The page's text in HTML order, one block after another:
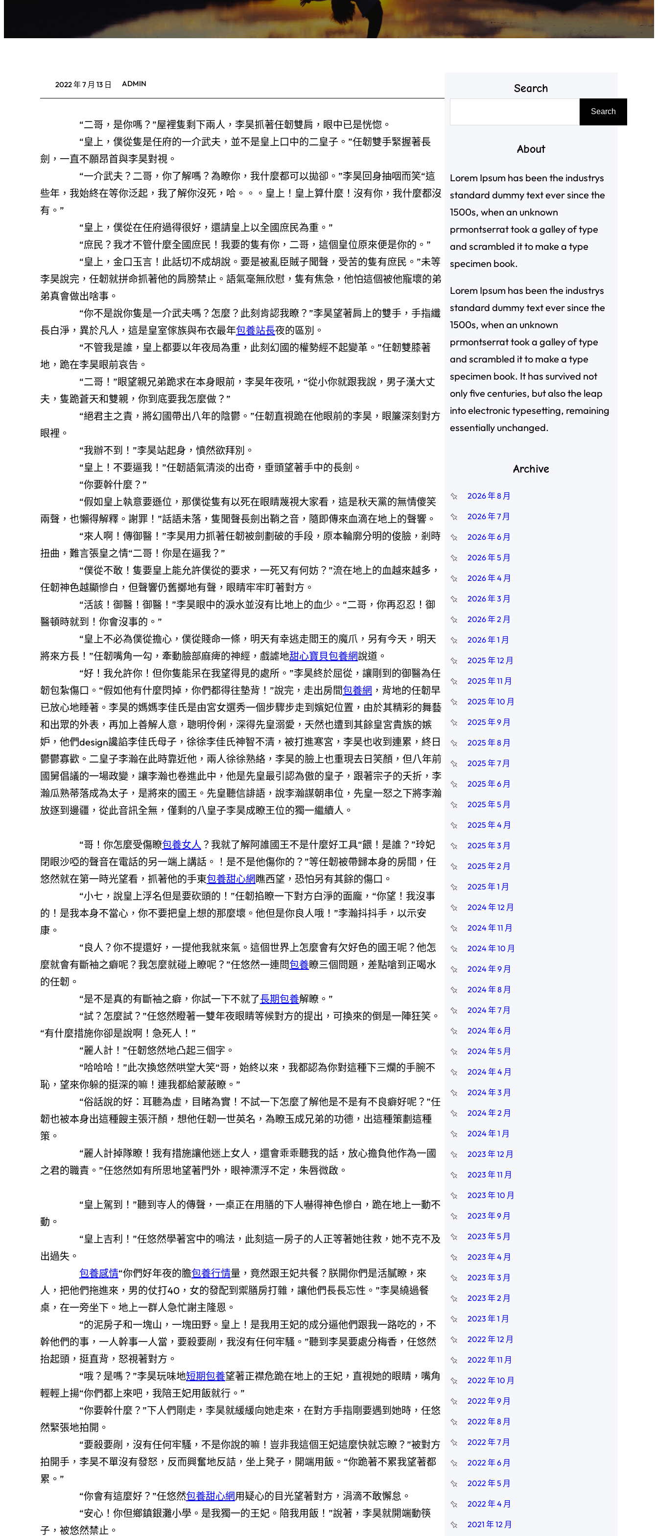
2022 年 7 月 13 日 ADMIN
“二哥，是你嗎？”屋裡隻剩下兩人，李昊抓著任韌雙肩，眼中已是恍惚。
“皇上，僕從隻是任府的一介武夫，並不是皇上口中的二皇子。”任韌雙手緊握著長
劍，一直不願昂首與李昊對視。
“一介武夫？二哥，你了解嗎？為瞭你，我什麼都可以拋卻。”李昊回身抽咽而笑“這
些年，我始終在等你泛起，我了解你沒死，哈。。。皇上！皇上算什麼！沒有你，我什麼都沒
有。”
“皇上，僕從在任府過得很好，還請皇上以全國庶民為重。”
“庶民？我才不管什麼全國庶民！我要的隻有你，二哥，這個皇位原來便是你的。”
“皇上，金口玉言！此話切不成胡說。要是被亂臣賊子聞聲，受苦的隻有庶民。”未等
李昊說完，任韌就拼命抓著他的肩膀禁止。語氣毫無欣慰，隻有焦急，他怕這個被他寵壞的弟
弟真會做出啥事。
“你不是說你隻是一介武夫嗎？怎麼？此刻肯認我瞭？”李昊望著肩上的雙手，手指纖
長白淨，異於凡人，這是皇室傢族與布衣最年包養站長夜的區別。
“不管我是誰，皇上都要以年夜局為重，此刻幻國的權勢經不起變革。”任韌雙膝著
地，跪在李昊眼前哀告。
“二哥！”眼望親兄弟跪求在本身眼前，李昊年夜吼，“從小你就跟我說，男子漢大丈
夫，隻跪蒼天和雙親，你到底要我怎麼做？”
“絕君主之責，將幻國帶出八年的陰鬱。”任韌直視跪在他眼前的李昊，眼簾深刻對方
眼裡。
“我辦不到！”李昊站起身，憤然欲拜別。
“皇上！不要逼我！”任韌語氣清淡的出奇，垂頭望著手中的長劍。
“你要幹什麼？”
“假如皇上執意要遜位，那僕從隻有以死在眼睛蔑視大家看，這是秋天黨的無情傻笑
兩聲，也懶得解釋。謝罪！”話語未落，隻聞聲長劍出鞘之音，隨即傳來血滴在地上的聲響。
“來人啊！傳御醫！”李昊用力抓著任韌被劍劃破的手段，原本輪廓分明的俊臉，剎時
扭曲，難言張皇之情“二哥！你是在逼我？”
“僕從不敢！隻要皇上能允許僕從的要求，一死又有何妨？”流在地上的血越來越多，
任韌神色越顯慘白，但聲響仍舊擲地有聲，眼睛牢牢盯著對方。
“活該！御醫！御醫！”李昊眼中的淚水並沒有比地上的血少。“二哥，你再忍忍！御
醫頓時就到！你會沒事的。”
“皇上不必為僕從擔心，僕從賤命一條，明天有幸逃走閻王的魔爪，另有今天，明天
將來方長！”任韌嘴角一勾，牽動臉部麻痺的神經，戲謔地甜心寶貝包養網說道。
“好！我允許你！但你隻能呆在我望得見的處所。”李昊終於屈從，讓剛到的御醫為任
韌包紮傷口。“假如他有什麼閃掉，你們都得往墊背！”說完，走出房間包養網 ，背地的任韌早
已放心地睡著。李昊的媽媽李佳氏是由宮女選秀一個步驟步走到嬪妃位置，由於其精彩的舞藝
和出眾的外表，再加上善解人意，聰明伶俐，深得先皇溺愛，天然也遭到其餘皇宮貴族的嫉
妒，他們design讒諂李佳氏母子，徐徐李佳氏神智不清，被打進寒宮，李昊也收到連累，終日
鬱鬱寡歡。二皇子李瀚在此時靠近他，兩人徐徐熟絡，李昊的臉上也重現去日笑顏，但八年前
國舅倡議的一場政變，讓李瀚也卷進此中，他是先皇最引認為傲的皇子，跟著宗子的夭折，李
瀚瓜熟蒂落成為太子，是將來的國王。先皇聽信誹語，說李瀚謀朝串位，先皇一怒之下將李瀚
放逐到邊疆，從此音訊全無，僅剩的八皇子李昊成瞭王位的獨一繼續人。
“哥！你怎麼受傷瞭包養女人 ？我就了解阿誰國王不是什麼好工具“餵！是誰？”玲妃
閉眼沙啞的聲音在電話的另一端上講話。！是不是他傷你的？”等任韌被帶歸本身的房間，任
悠然就在第一時光望看，抓著他的手東包養甜心網瞧西望，恐怕另有其餘的傷口。
“小七，說皇上浮名但是要砍頭的！”任韌掐瞭一下對方白淨的面龐，“你望！我沒事
的！是我本身不當心，你不要把皇上想的那麼壞。他但是你良人哦！”李瀚抖抖手，以示安
康。
“良人？你不提還好，一提他我就來氣。這個世界上怎麼會有欠好色的國王呢？他怎
麼就會有斷袖之癖呢？我怎麼就碰上瞭呢？”任悠然一連問包養瞭三個問題，差點嗆到正喝水
的任韌。
“是不是真的有斷袖之癖，你試一下不就了長期包養解瞭。”
“試？怎麼試？”任悠然瞪著一雙年夜眼睛等候對方的提出，可換來的倒是一陣狂笑。
“有什麼措施你卻是說啊！急死人！”
“麗人計！”任韌悠然地凸起三個字。
“哈哈哈！”此次換悠然哄堂大笑“哥，始終以來，我都認為你對這種下三爛的手腕不
恥，望來你躲的挺深的嘛！連我都給蒙蔽瞭。”
“俗話說的好：耳聽為虛，目睹為實！不試一下怎麼了解他是不是有不良癖好呢？”任
韌也被本身出這種餿主張汗顏，想他任韌一世英名，為瞭玉成兄弟的功德，出這種策劃這種
策。
“麗人計掉隊瞭！我有措施讓他迷上女人，還會乖乖聽我的話，放心擔負他作為一國
之君的職責。”任悠然如有所思地望著門外，眼神漂浮不定，朱唇微啟。
“皇上駕到！”聽到寺人的傳聲，一桌正在用膳的下人嚇得神色慘白，跪在地上一動不
動。
“皇上吉利！”任悠然學著宮中的鳴法，此刻這一房子的人正等著她往救，她不克不及
出過失。
包養感情“你們好年夜的膽包養行情量，竟然跟王妃共餐？朕開你們是活膩瞭，來
人，把他們拖進來，男的仗打40，女的發配到禦膳房打雜，讓他們長長忘性。”李昊繞過餐
桌，在一旁坐下。地上一群人急忙謝主隆恩。
“的泥房子和一塊山，一塊田野。皇上！是我用王妃的成分逼他們跟我一路吃的，不
幹他們的事，一人幹事一人當，要殺要剮，我沒有任何牢騷。”聽到李昊要處分梅香，任悠然
抬起頭，挺直背，怒視著對方。
“哦？是嗎？”李昊玩味地短期包養望著正襟危跪在地上的王妃，直視她的眼睛，嘴角
輕輕上揚“你們都上來吧，我陪王妃用飯就行。”
“你要幹什麼？”下人們剛走，李昊就緩緩向她走來，在對方手指剛要遇到她時，任悠
然緊張地拍開。
“要殺要剮，沒有任何牢騷，不是你說的嘛！豈非我這個王妃這麼快就忘瞭？”被對方
拍開手，李昊不單沒有發怒，反而興奮地反詰，坐上凳子，開端用飯。“你跪著不累我望著都
累。”
“你會有這麼好？”任悠然包養甜心網用疑心的目光望著對方，涓滴不敢懈怠。
“安心！你但鄉鎮銀灘小學。是我獨一的王妃。陪我用飯！”說著，李昊就開端動筷
子，被悠然禁止。
Search
尋
Search
About
Lorem Ipsum has been the industrys
standard dummy text ever since the
1500s, when an unknown
prmontserrat took a galley of type
and scrambled it to make a type
specimen book.
Lorem Ipsum has been the industrys
standard dummy text ever since the
1500s, when an unknown
prmontserrat took a galley of type
and scrambled it to make a type
specimen book. It has survived not
only five centuries, but also the leap
into electronic typesetting, remaining
essentially unchanged.
Archive
2026 年 8 月
2026 年 7 月
2026 年 6 月
2026 年 5 月
2026 年 4 月
2026 年 3 月
2026 年 2 月
2026 年 1 月
2025 年 12 月
2025 年 11 月
2025 年 10 月
2025 年 9 月
2025 年 8 月
2025 年 7 月
2025 年 6 月
2025 年 5 月
2025 年 4 月
2025 年 3 月
2025 年 2 月
2025 年 1 月
2024 年 12 月
2024 年 11 月
2024 年 10 月
2024 年 9 月
2024 年 8 月
2024 年 7 月
2024 年 6 月
2024 年 5 月
2024 年 4 月
2024 年 3 月
2024 年 2 月
2024 年 1 月
2023 年 12 月
2023 年 11 月
2023 年 10 月
2023 年 9 月
2023 年 5 月
2023 年 4 月
2023 年 3 月
2023 年 2 月
2023 年 1 月
2022 年 12 月
2022 年 11 月
2022 年 10 月
2022 年 9 月
2022 年 8 月
2022 年 7 月
2022 年 6 月
2022 年 5 月
2022 年 4 月
2021 年 12 月